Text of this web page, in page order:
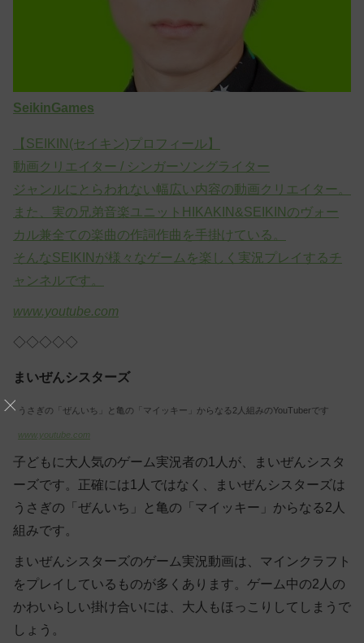
SeikinGames
【SEIKIN(セイキン)プロフィール】
動画クリエイター / シンガーソングライター
ジャンルにとらわれない幅広い内容の動画クリエイター。
また、実の兄弟音楽ユニットHIKAKIN&SEIKINのヴォー
カル兼全ての楽曲の作詞作曲を手掛けている。
そんなSEIKINが様々なゲームを楽しく実況プレイするチ
ャンネルです。
www.youtube.com
◇◇◇◇◇
まいぜんシスターズ
うさぎの「ぜんいち」と亀の「マイッキー」からなる2人組みのYouTuberです
www.youtube.com
子どもに大人気のゲーム実況者の1人が、まいぜんシスタ
ーズです。正確には1人ではなく、まいぜんシスターズは
うさぎの「ぜんいち」と亀の「マイッキー」からなる2人
組みです。
まいぜんシスターズのゲーム実況動画は、マインクラフト
をプレイしているものが多くあります。ゲーム中の2人の
かわいらしい掛け合いには、大人もほっこりしてしまうで
しょう。